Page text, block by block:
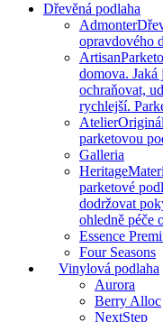
Dřevěná podlaha
Admonter
opravdového
Artisan
domova.
ochraňovat,
rychlejší.
Atelier
parketovou
Galleria
Heritage
parketové
dodržovat
ohledně péče
Essence
Four Seasons
Vinylová podlaha
Aurora
Berry Alloc
NextStep